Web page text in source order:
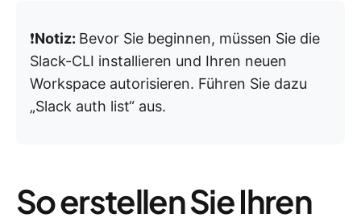
❗Notiz: Bevor Sie beginnen, müssen Sie die
Slack-CLI installieren und Ihren neuen
Workspace autorisieren. Führen Sie dazu
„Slack auth list“ aus.
So erstellen Sie Ihren